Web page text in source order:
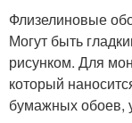
Флизелиновые
Могут быть
рисунком. Для
который
бумажных обоев,